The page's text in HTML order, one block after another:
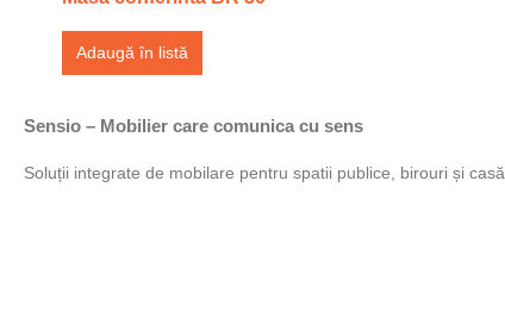
Adaugă în listă
Sensio – Mobilier care comunica cu sens
Soluții integrate de mobilare pentru spatii publice, birouri și casă.